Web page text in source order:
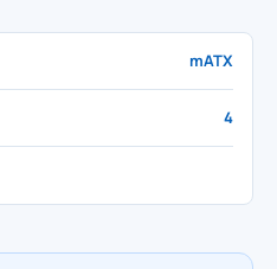
mATX
4